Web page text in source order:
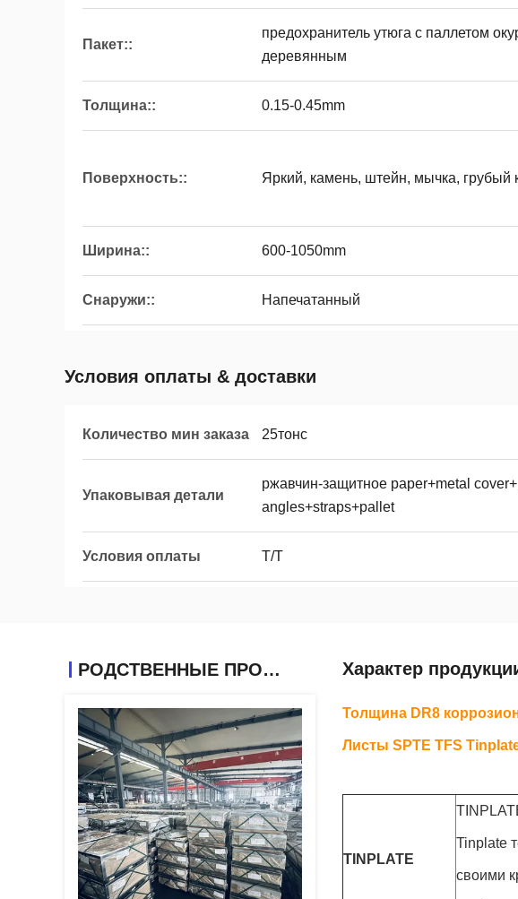
Пакет::
предохранитель утюга с паллетом
деревянным
Толщина:: 0.15-0.45mm
Поверхность:: Яркий, камень, штейн, мычка, грубый
Ширина:: 600-1050mm
Снаружи:: Напечатанный
Условия оплаты & доставки
Количество мин заказа 25тонс
Упаковывая детали
ржавчин-защитное paper+metal
angles+straps+pallet
Условия оплаты T/T
РОДСТВЕННЫЕ ПРОДУКТЫ Характер
Толщина DR8
Листы SPTE TFS
TINPLATE
Tinplate
своими